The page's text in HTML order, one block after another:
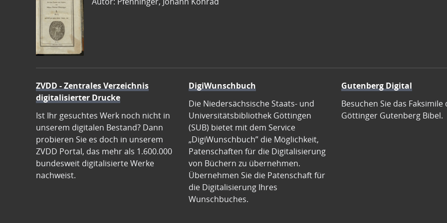
ZVDD - Zentrales Verzeichnis
digitalisierter Drucke
Ist Ihr gesuchtes Werk noch nicht in
unserem digitalen Bestand? Dann
probieren Sie es doch in unserem
ZVDD Portal, das mehr als 1.600.000
bundesweit digitalisierte Werke
nachweist.
DigiWunschbuch
Die Niedersächsische Staats- und
Universitätsbibliothek Göttingen
(SUB) bietet mit dem Service
„DigiWunschbuch” die Möglichkeit,
Patenschaften für die Digitalisierung
von Büchern zu übernehmen.
Übernehmen Sie die Patenschaft für
die Digitalisierung Ihres
Wunschbuches.
Gutenberg Digital
Besuchen Sie das Faksimile
Göttinger Gutenberg Bibel.